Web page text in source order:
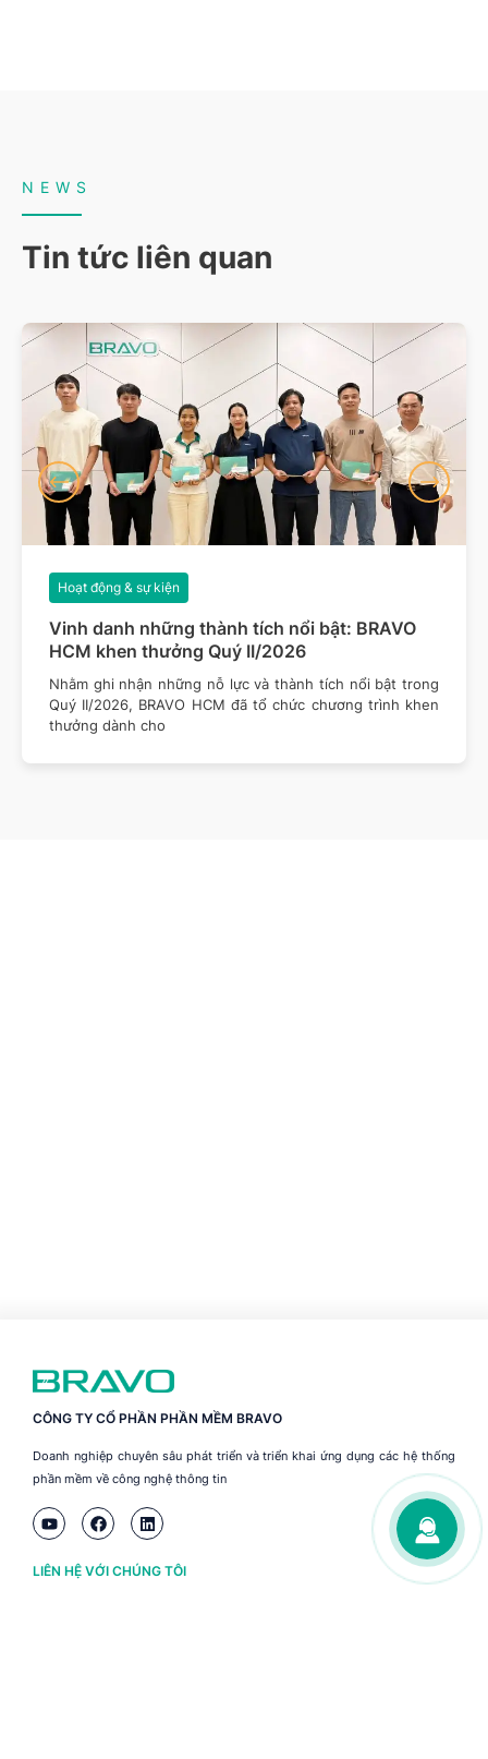
NEWS
Tin tức liên quan
Vinh danh những thành tích nổi bật: BRAVO
HCM khen thưởng Quý II/2026
Hoạt động & sự kiện
Nhằm ghi nhận những nỗ lực và thành tích nổi bật trong
Quý II/2026, BRAVO HCM đã tổ chức chương trình khen
thưởng dành cho
CÔNG TY CỔ PHẦN PHẦN MỀM BRAVO
Doanh nghiệp chuyên sâu phát triển và triển khai ứng dụng các hệ thống
phần mềm về công nghệ thông tin
LIÊN HỆ VỚI CHÚNG TÔI